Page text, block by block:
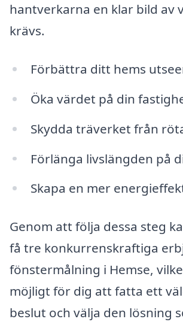
hantverkarna en klar bild av
krävs.
Förbättra ditt hems
Öka värdet på din
Skydda träverket från
Förlänga livslängden på
Skapa en mer
Genom att följa dessa steg
få tre konkurrenskraftiga
fönstermålning i Hemse,
möjligt för dig att fatta ett
beslut och välja den lösning